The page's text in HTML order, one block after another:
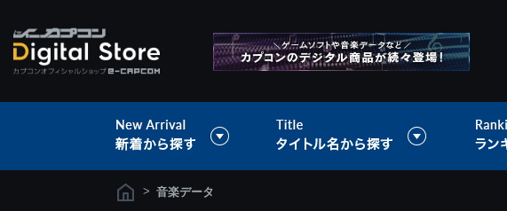
> 音楽データ